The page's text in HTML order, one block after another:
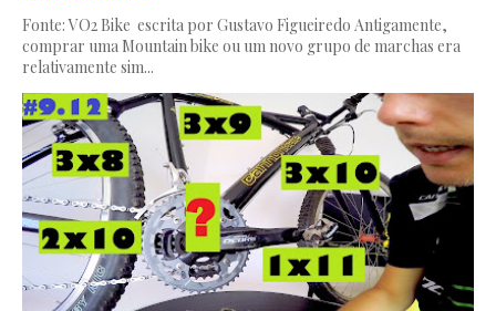
Fonte: VO2 Bike escrita por Gustavo Figueiredo Antigamente,
comprar uma Mountain bike ou um novo grupo de marchas era
relativamente sim...